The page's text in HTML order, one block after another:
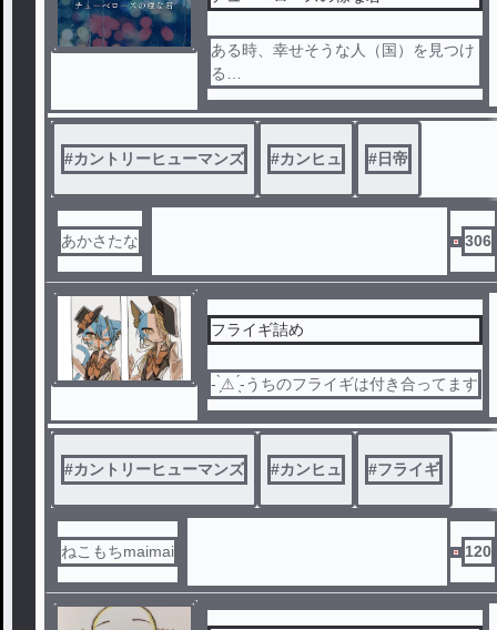
ある時、幸せそうな人（国）を見つけ
る
その時、急に不幸にしたいと思った。
それから日帝は…
#カントリーヒューマンズ #カンヒュ #日帝
あかさたな 306
フライギ詰め
- ̗̀⚠︎ ̖́-うちのフライギは付き合ってます
#カントリーヒューマンズ #カンヒュ #フライギ
ねこもちmaimai 120